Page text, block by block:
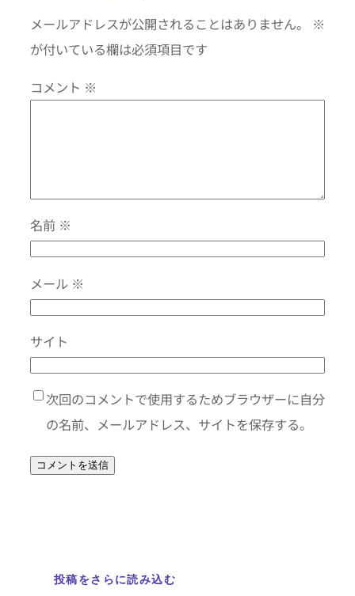
メールアドレスが公開されることはありません。
※
が付いている欄は必須項目です
コメント ※
名前 ※
メール ※
サイト
次回のコメントで使用するためブラウザーに自分
の名前、メールアドレス、サイトを保存する。
投稿をさらに読み込む